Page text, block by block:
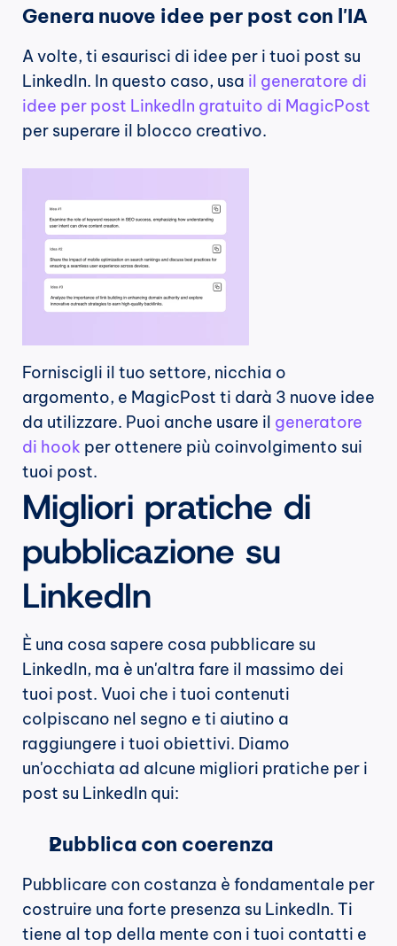
Genera nuove idee per post con l'IA
A volte, ti esaurisci di idee per i tuoi post su
LinkedIn. In questo caso, usa il generatore di
idee per post LinkedIn gratuito di MagicPost
per superare il blocco creativo.
Forniscigli il tuo settore, nicchia o
argomento, e MagicPost ti darà 3 nuove idee
da utilizzare. Puoi anche usare il generatore
di hook per ottenere più coinvolgimento sui
tuoi post.
Migliori pratiche di
pubblicazione su
LinkedIn
È una cosa sapere cosa pubblicare su
LinkedIn, ma è un'altra fare il massimo dei
tuoi post. Vuoi che i tuoi contenuti
colpiscano nel segno e ti aiutino a
raggiungere i tuoi obiettivi. Diamo
un'occhiata ad alcune migliori pratiche per i
post su LinkedIn qui:
Pubblica con coerenza
Pubblicare con costanza è fondamentale per
costruire una forte presenza su LinkedIn. Ti
tiene al top della mente con i tuoi contatti e